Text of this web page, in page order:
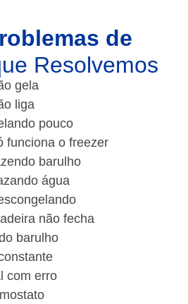
de
Resolvemos
gela
liga
pouco
funciona o freezer
barulho
água
não fecha
barulho
com erro